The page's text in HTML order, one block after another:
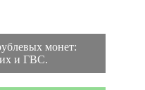
монет:
и ГВС.